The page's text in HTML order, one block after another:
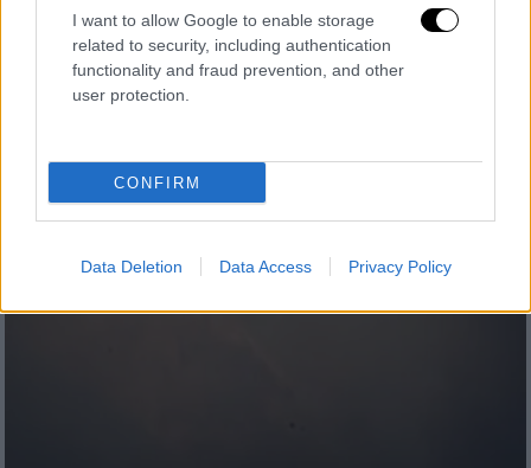
I want to allow Google to enable storage
related to security, including authentication
functionality and fraud prevention, and other
user protection.
CONFIRM
Data Deletion Data Access Privacy Policy
νέο «όπλο» απέναντι στους
μικροοργανισμούς που συνδέονται με τον
καρκίνο κεφαλής και τραχήλου